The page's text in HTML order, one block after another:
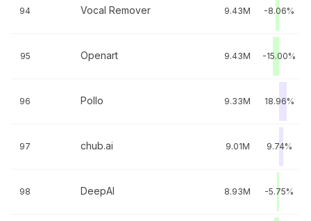
94 Vocal Remover 9.43M -8.06%
95 Openart 9.43M -15.00%
96 Pollo 9.33M 18.96%
97 chub.ai 9.01M 9.74%
98 DeepAI 8.93M -5.75%